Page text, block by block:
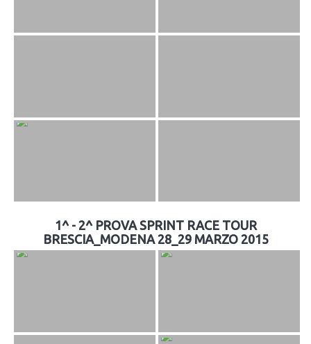
1^ - 2^ PROVA SPRINT RACE TOUR
BRESCIA_MODENA 28_29 MARZO 2015